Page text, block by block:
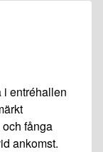
i entréhallen
fånga
ankomst.